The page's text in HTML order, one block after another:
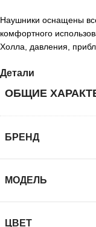
Наушники оснащены
комфортного
Холла, давления,
Детали
ОБЩИЕ
БРЕНД
МОДЕЛЬ
ЦВЕТ